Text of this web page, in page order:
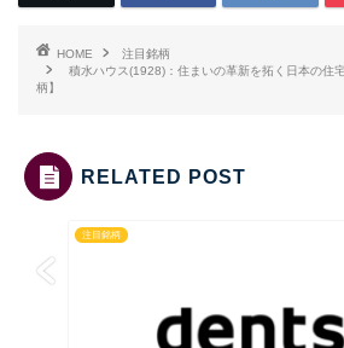
HOME
注目銘柄
積水ハウス(1928)：住まいの革新を拓く日本の住
柄】
RELATED POST
注目銘柄